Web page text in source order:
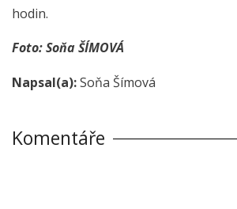
hodin.
Foto: Soňa ŠÍMOVÁ
Napsal(a):Soňa Šímová
Komentáře